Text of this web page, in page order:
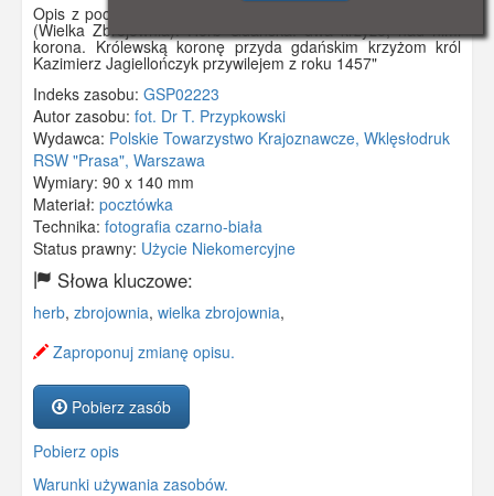
Opis z pocztówki: "Gdańsk - Herb miasta i krata z Arsenału
(Wielka Zbrojownia). Herb Gdańska: dwa krzyże, nad nimi
korona. Królewską koronę przyda gdańskim krzyżom król
Kazimierz Jagiellończyk przywilejem z roku 1457"
Indeks zasobu: GSP02223
Autor zasobu: fot. Dr T. Przypkowski
Wydawca: Polskie Towarzystwo Krajoznawcze, Wklęsłodruk
RSW "Prasa", Warszawa
Wymiary: 90 x 140 mm
Materiał: pocztówka
Technika: fotografia czarno-biała
Status prawny: Użycie Niekomercyjne
Słowa kluczowe:
herb, zbrojownia, wielka zbrojownia,
Zaproponuj zmianę opisu.
Pobierz zasób
Pobierz opis
Warunki używania zasobów.